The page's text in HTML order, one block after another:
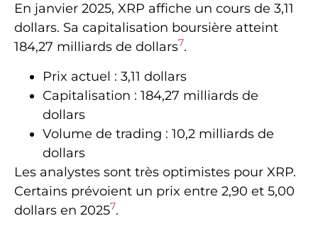
En janvier 2025, XRP affiche un cours de 3,11
dollars. Sa capitalisation boursière atteint
184,27 milliards de dollars7.
Prix actuel : 3,11 dollars
Capitalisation : 184,27 milliards de
dollars
Volume de trading : 10,2 milliards de
dollars
Les analystes sont très optimistes pour XRP.
Certains prévoient un prix entre 2,90 et 5,00
dollars en 20257.